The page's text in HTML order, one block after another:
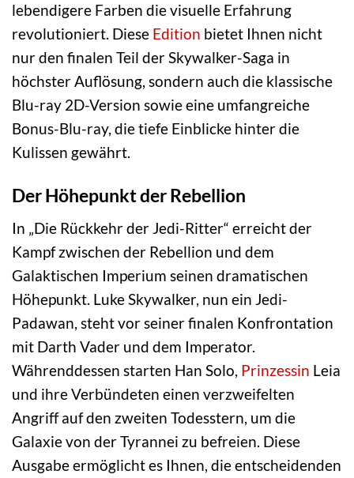
lebendigere Farben die visuelle Erfahrung
revolutioniert. Diese Edition bietet Ihnen nicht
nur den finalen Teil der Skywalker-Saga in
höchster Auflösung, sondern auch die klassische
Blu-ray 2D-Version sowie eine umfangreiche
Bonus-Blu-ray, die tiefe Einblicke hinter die
Kulissen gewährt.
Der Höhepunkt der Rebellion
In „Die Rückkehr der Jedi-Ritter“ erreicht der
Kampf zwischen der Rebellion und dem
Galaktischen Imperium seinen dramatischen
Höhepunkt. Luke Skywalker, nun ein Jedi-
Padawan, steht vor seiner finalen Konfrontation
mit Darth Vader und dem Imperator.
Währenddessen starten Han Solo, Prinzessin Leia
und ihre Verbündeten einen verzweifelten
Angriff auf den zweiten Todesstern, um die
Galaxie von der Tyrannei zu befreien. Diese
Ausgabe ermöglicht es Ihnen, die entscheidenden